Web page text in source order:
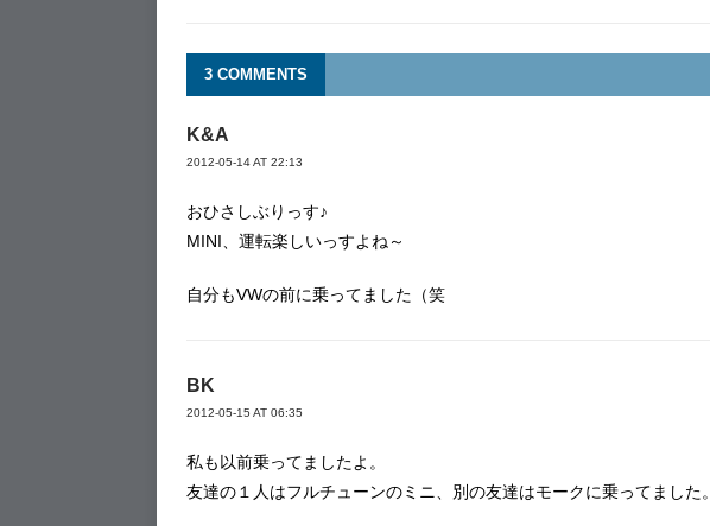
3 COMMENTS
K&A
2012-05-14 AT 22:13
おひさしぶりっす♪
MINI、運転楽しいっすよね～
自分もVWの前に乗ってました（笑
BK
2012-05-15 AT 06:35
私も以前乗ってましたよ。
友達の１人はフルチューンのミニ、別の友達はモークに乗ってました。